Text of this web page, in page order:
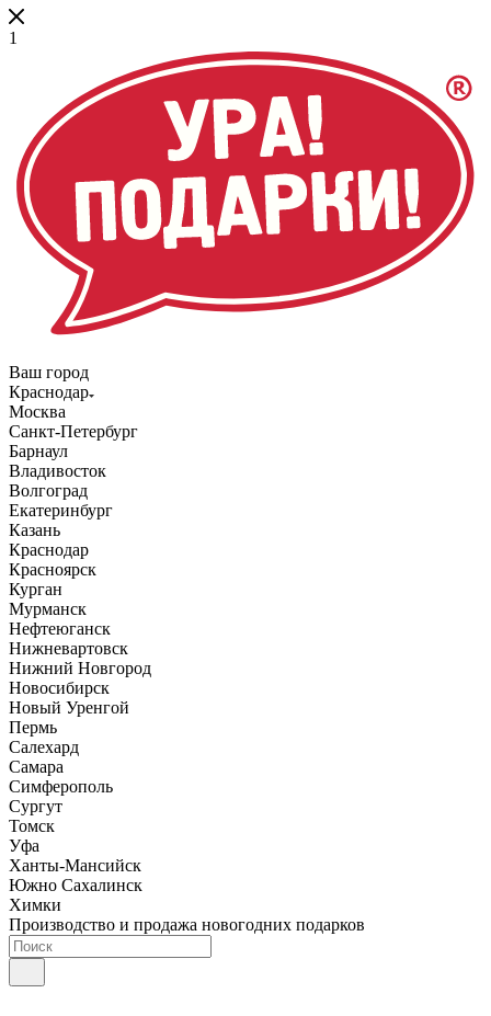
1
Ваш город
Краснодар
Москва
Санкт-Петербург
Барнаул
Владивосток
Волгоград
Екатеринбург
Казань
Краснодар
Красноярск
Курган
Мурманск
Нефтеюганск
Нижневартовск
Нижний Новгород
Новосибирск
Новый Уренгой
Пермь
Салехард
Самара
Симферополь
Сургут
Томск
Уфа
Ханты-Мансийск
Южно Сахалинск
Химки
Производство и продажа новогодних подарков